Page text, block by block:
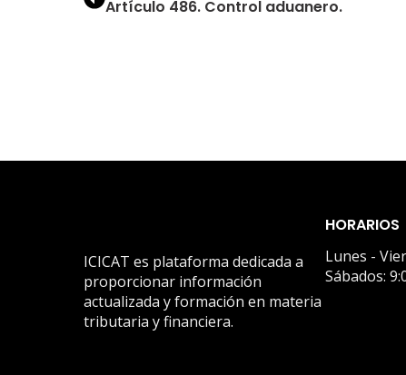
Artículo 486. Control aduanero.
ICICAT es plataforma dedicada a
proporcionar información
actualizada y formación en materia
tributaria y financiera.
HORARIOS
Lunes -
Sábados: